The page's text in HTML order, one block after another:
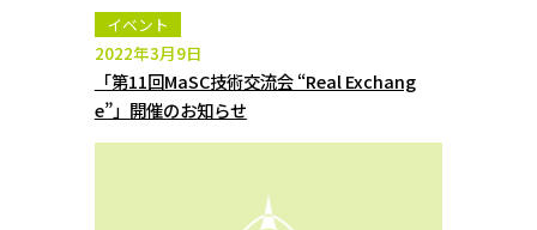
イベント
2022年3月9日
「第11回MaSC技術交流会 “Real Exchang
e”」開催のお知らせ